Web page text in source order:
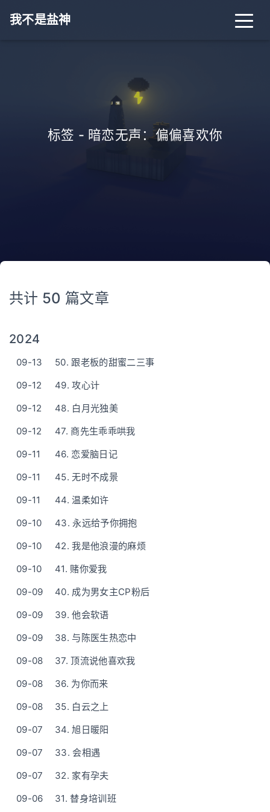
我不是盐神
标签 - 暗恋无声：偏偏喜欢你
共计 50 篇文章
2024
09-13
50. 跟老板的甜蜜二三事
09-12
49. 攻心计
09-12
48. 白月光独美
09-12
47. 商先生乖乖哄我
09-11
46. 恋爱脑日记
09-11
45. 无时不成景
09-11
44. 温柔如许
09-10
43. 永远给予你拥抱
09-10
42. 我是他浪漫的麻烦
09-10
41. 赌你爱我
09-09
40. 成为男女主CP粉后
09-09
39. 他会软语
09-09
38. 与陈医生热恋中
09-08
37. 顶流说他喜欢我
09-08
36. 为你而来
09-08
35. 白云之上
09-07
34. 旭日暖阳
09-07
33. 会相遇
09-07
32. 家有孕夫
09-06
31. 替身培训班